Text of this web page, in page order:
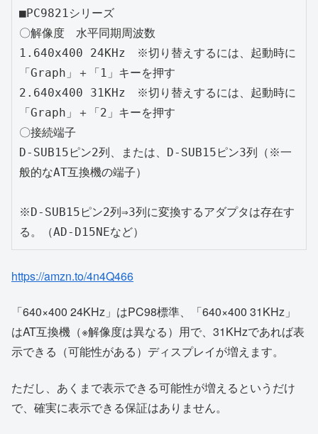
■PC9821シリーズ
〇解像度　水平同期周波数
1.640x400 24KHz　※切り替えするには、起動時に
「Graph」＋「1」キーを押す
2.640x400 31KHz　※切り替えするには、起動時に
「Graph」＋「2」キーを押す
〇接続端子
D-SUB15ピン2列、または、D-SUB15ピン3列（※一
般的なAT互換機の端子）
※D-SUB15ピン2列⇒3列に変換するアダプタは存在す
る。（AD-D15NEなど）
https://amzn.to/4n4Q466
「640×400 24KHz」はPC98標準、「640×400 31KHz」
はAT互換機（※解像度は異なる）用で、31KHzであれば表
示できる（可能性がある）ディスプレイが増えます。
ただし、あくまで表示できる可能性が増えるというだけ
で、確実に表示できる保証はありません。